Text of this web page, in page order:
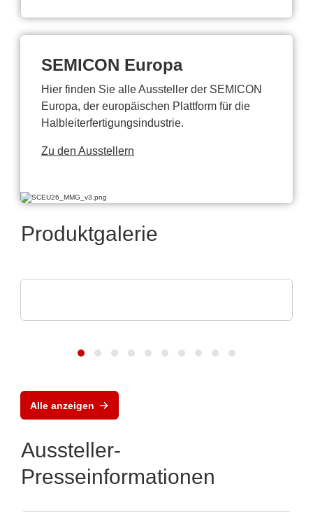
SEMICON Europa
Hier finden Sie alle Aussteller der SEMICON
Europa, der europäischen Plattform für die
Halbleiterfertigungsindustrie.
Zu den Ausstellern
Produktgalerie
Alle anzeigen
Aussteller-
Presseinformationen